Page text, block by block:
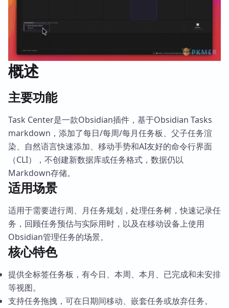
概述
主要功能
Task Center是一款Obsidian插件，基于Obsidian Tasks
markdown，添加了每日/每周/每月任务板、父子任务渲
染、自然语言快速添加、移动手势和AI友好的命令行界面
（CLI），不创建新数据库或任务格式，数据仍以
Markdown存储。
适用场景
适用于需要进行周、月任务规划，处理任务树，快速记录任
务，回顾任务预估与实际用时，以及在移动设备上使用
Obsidian管理任务的场景。
核心特色
提供全标签任务板，有今日、本周、本月、已完成和未安排
等视图。
支持任务拖拽，可在日期间移动、嵌套任务或放弃任务。